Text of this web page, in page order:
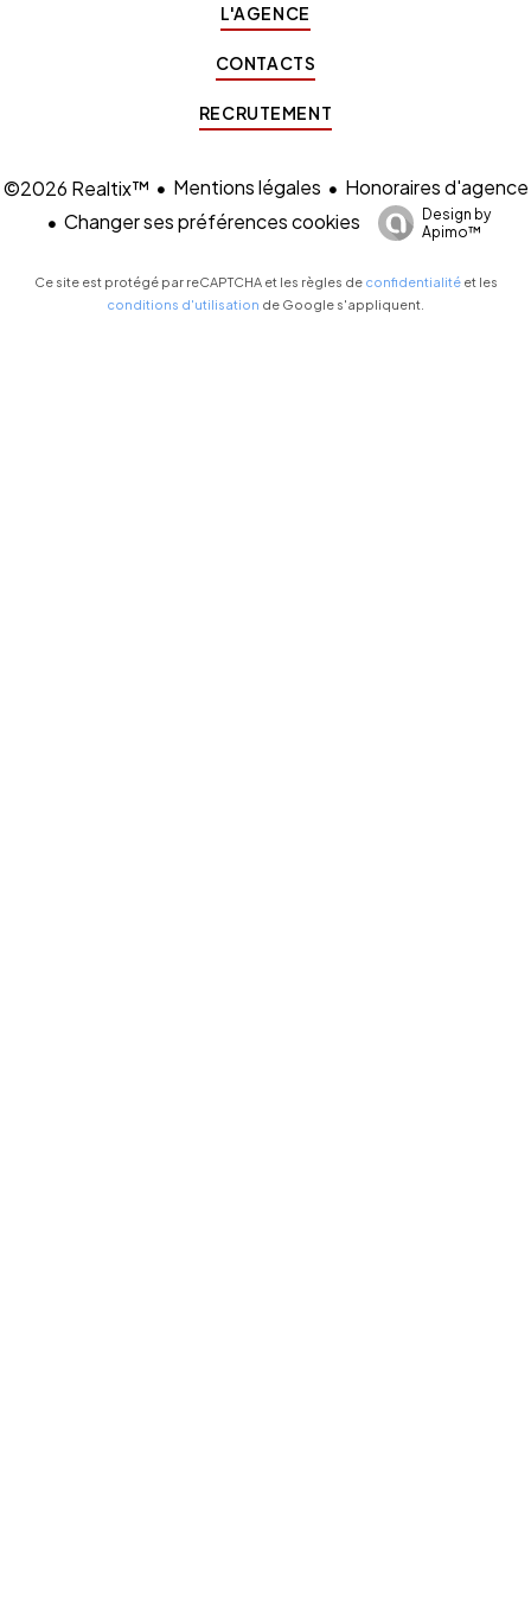
L'AGENCE
CONTACTS
RECRUTEMENT
©2026 Realtix™ Mentions légales
Honoraires d'agence
Changer ses préférences cookies
Design by
Apimo™
Ce site est protégé par reCAPTCHA et les règles de confidentialitéet les
conditions d'utilisation de Google s'appliquent.